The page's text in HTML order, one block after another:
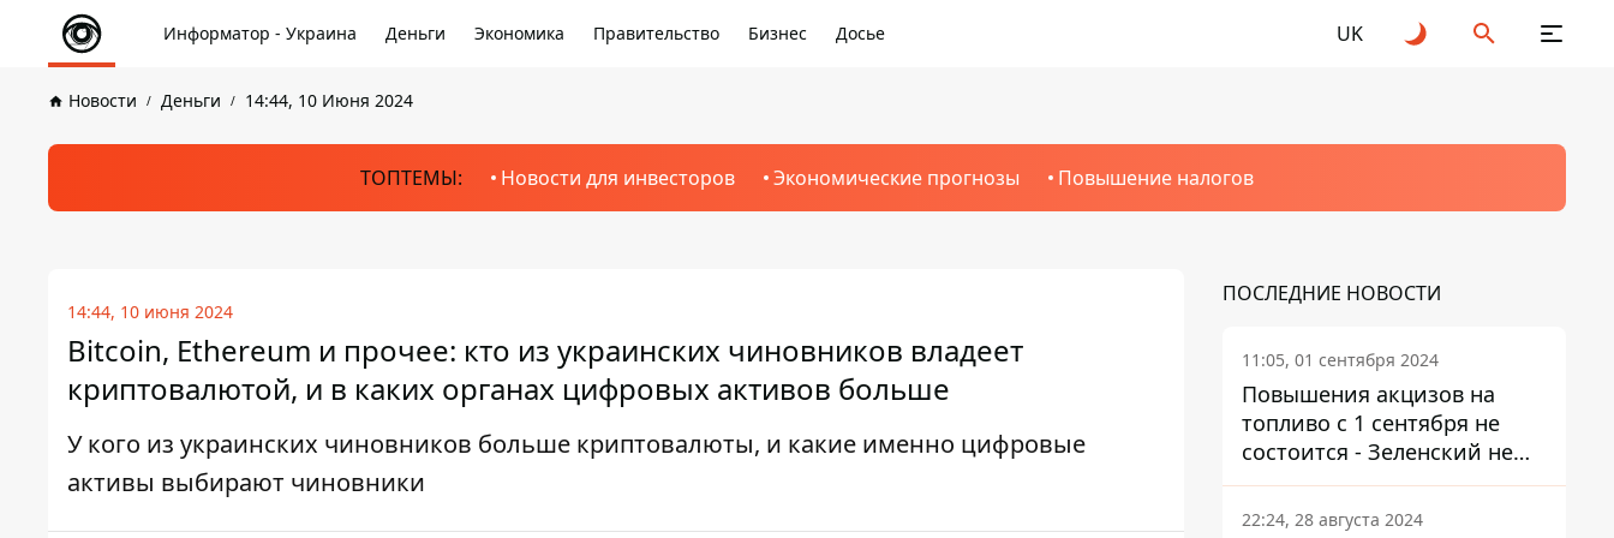
Информатор - Украина Деньги Экономика Правительство Бизнес Досье UK
Новости Деньги 14:44, 10 Июня 2024
ТОПТЕМЫ: Новости для инвесторов Экономические прогнозы Повышение налогов
14:44, 10 июня 2024
Bitcoin, Ethereum и прочее: кто из украинских чиновников владеет
криптовалютой, и в каких органах цифровых активов больше
У кого из украинских чиновников больше криптовалюты, и какие именно цифровые
активы выбирают чиновники
ПОСЛЕДНИЕ НОВОСТИ
11:05, 01 сентября 2024
Повышения акцизов на
топливо с 1 сентября не
состоится - Зеленский не
подписал закон
22:24, 28 августа 2024